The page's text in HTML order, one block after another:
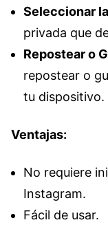
Seleccionar
privada que
Repostear o
repostear o
tu dispositivo.
Ventajas:
No requiere
Instagram.
Fácil de usar.